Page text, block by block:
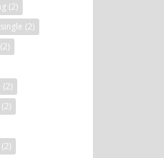
(2)
single (2)
(2)
(2)
(2)
(2)